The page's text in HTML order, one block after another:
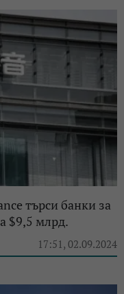
търси банки за
$9,5 млрд.
17:51, 02.09.2024